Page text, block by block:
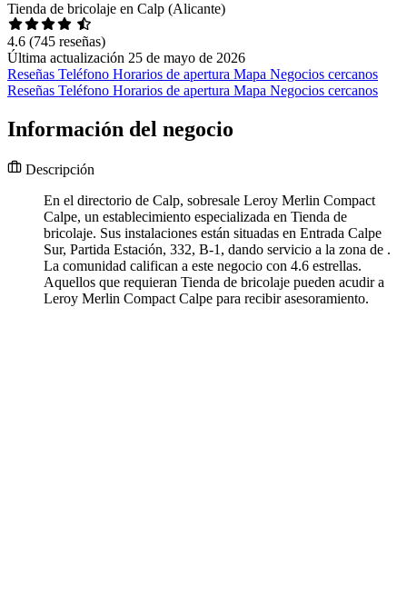
Tienda de bricolaje en Calp (Alicante)
4.6 (745 reseñas)
Última actualización 25 de mayo de 2026
Reseñas Teléfono Horarios de apertura Mapa Negocios cercanos
Reseñas Teléfono Horarios de apertura Mapa Negocios cercanos
Información del negocio
Descripción
En el directorio de Calp, sobresale Leroy Merlin Compact
Calpe, un establecimiento especializada en Tienda de
bricolaje. Sus instalaciones están situadas en Entrada Calpe
Sur, Partida Estación, 332, B-1, dando servicio a la zona de .
La comunidad califican a este negocio con 4.6 estrellas.
Aquellos que requieran Tienda de bricolaje pueden acudir a
Leroy Merlin Compact Calpe para recibir asesoramiento.